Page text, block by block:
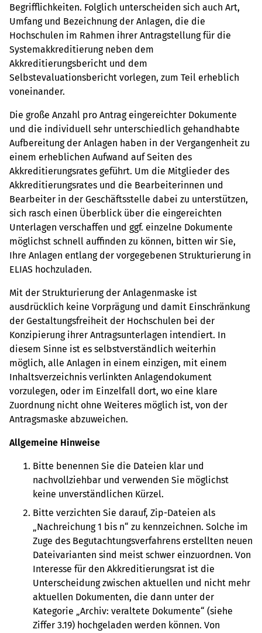
Begrifflichkeiten. Folglich unterscheiden sich auch Art,
Umfang und Bezeichnung der Anlagen, die die
Hochschulen im Rahmen ihrer Antragstellung für die
Systemakkreditierung neben dem
Akkreditierungsbericht und dem
Selbstevaluationsbericht vorlegen, zum Teil erheblich
voneinander.
Die große Anzahl pro Antrag eingereichter Dokumente
und die individuell sehr unterschiedlich gehandhabte
Aufbereitung der Anlagen haben in der Vergangenheit zu
einem erheblichen Aufwand auf Seiten des
Akkreditierungsrates geführt. Um die Mitglieder des
Akkreditierungsrates und die Bearbeiterinnen und
Bearbeiter in der Geschäftsstelle dabei zu unterstützen,
sich rasch einen Überblick über die eingereichten
Unterlagen verschaffen und ggf. einzelne Dokumente
möglichst schnell auffinden zu können, bitten wir Sie,
Ihre Anlagen entlang der vorgegebenen Strukturierung in
ELIAS hochzuladen.
Mit der Strukturierung der Anlagenmaske ist
ausdrücklich keine Vorprägung und damit Einschränkung
der Gestaltungsfreiheit der Hochschulen bei der
Konzipierung ihrer Antragsunterlagen intendiert. In
diesem Sinne ist es selbstverständlich weiterhin
möglich, alle Anlagen in einem einzigen, mit einem
Inhaltsverzeichnis verlinkten Anlagendokument
vorzulegen, oder im Einzelfall dort, wo eine klare
Zuordnung nicht ohne Weiteres möglich ist, von der
Antragsmaske abzuweichen.
Allgemeine Hinweise
Bitte benennen Sie die Dateien klar und
nachvollziehbar und verwenden Sie möglichst
keine unverständlichen Kürzel.
Bitte verzichten Sie darauf, Zip-Dateien als
„Nachreichung 1 bis n“ zu kennzeichnen. Solche im
Zuge des Begutachtungsverfahrens erstellten neuen
Dateivarianten sind meist schwer einzuordnen. Von
Interesse für den Akkreditierungsrat ist die
Unterscheidung zwischen aktuellen und nicht mehr
aktuellen Dokumenten, die dann unter der
Kategorie „Archiv: veraltete Dokumente“ (siehe
Ziffer 3.19) hochgeladen werden können. Von